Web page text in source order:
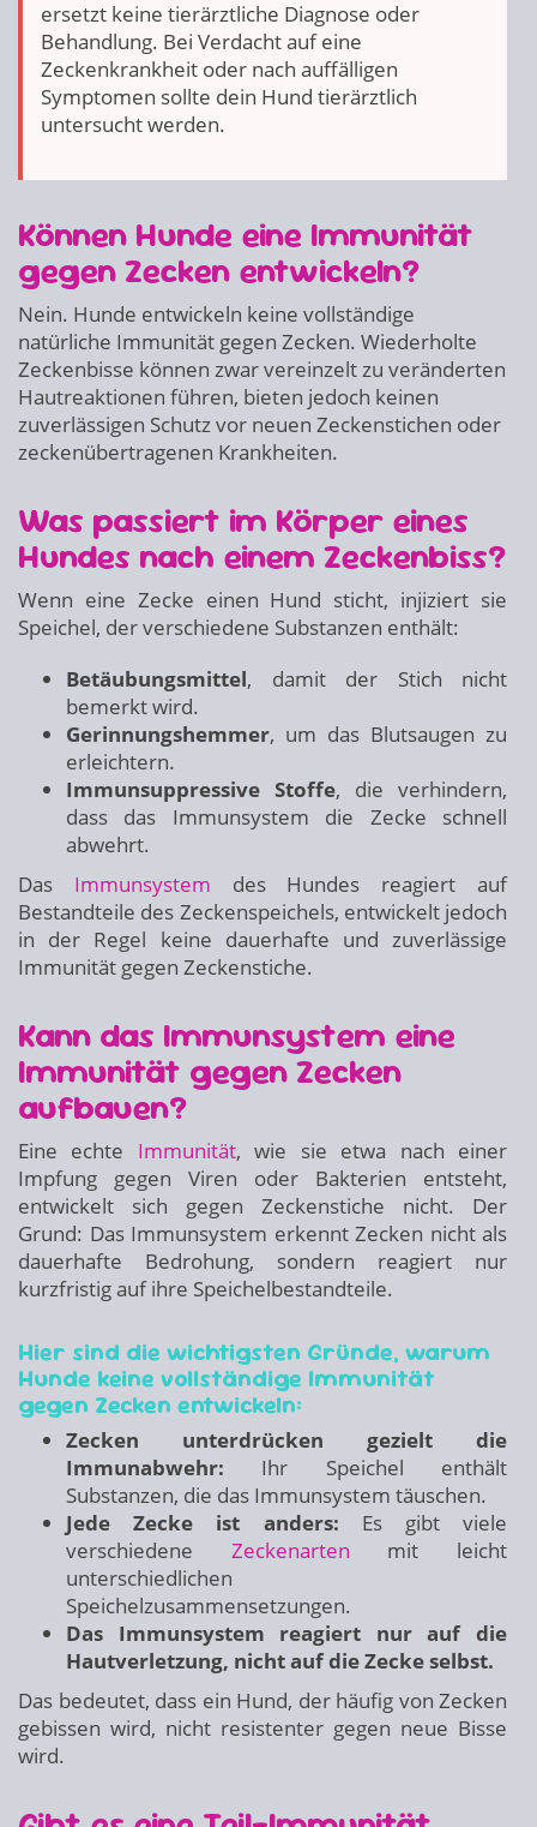
ersetzt keine tierärztliche Diagnose oder
Behandlung. Bei Verdacht auf eine
Zeckenkrankheit oder nach auffälligen
Symptomen sollte dein Hund tierärztlich
untersucht werden.
Können Hunde eine Immunität
gegen Zecken entwickeln?
Nein. Hunde entwickeln keine vollständige
natürliche Immunität gegen Zecken. Wiederholte
Zeckenbisse können zwar vereinzelt zu veränderten
Hautreaktionen führen, bieten jedoch keinen
zuverlässigen Schutz vor neuen Zeckenstichen oder
zeckenübertragenen Krankheiten.
Was passiert im Körper eines
Hundes nach einem Zeckenbiss?
Wenn eine Zecke einen Hund sticht, injiziert sie
Speichel, der verschiedene Substanzen enthält:
Betäubungsmittel, damit der Stich nicht
bemerkt wird.
Gerinnungshemmer, um das Blutsaugen zu
erleichtern.
Immunsuppressive Stoffe, die verhindern,
dass das Immunsystem die Zecke schnell
abwehrt.
Das Immunsystem des Hundes reagiert auf
Bestandteile des Zeckenspeichels, entwickelt jedoch
in der Regel keine dauerhafte und zuverlässige
Immunität gegen Zeckenstiche.
Kann das Immunsystem eine
Immunität gegen Zecken
aufbauen?
Eine echte Immunität, wie sie etwa nach einer
Impfung gegen Viren oder Bakterien entsteht,
entwickelt sich gegen Zeckenstiche nicht. Der
Grund: Das Immunsystem erkennt Zecken nicht als
dauerhafte Bedrohung, sondern reagiert nur
kurzfristig auf ihre Speichelbestandteile.
Hier sind die wichtigsten Gründe, warum
Hunde keine vollständige Immunität
gegen Zecken entwickeln:
Zecken unterdrücken gezielt die
Immunabwehr: Ihr Speichel enthält
Substanzen, die das Immunsystem täuschen.
Jede Zecke ist anders: Es gibt viele
verschiedene Zeckenarten mit leicht
unterschiedlichen
Speichelzusammensetzungen.
Das Immunsystem reagiert nur auf die
Hautverletzung, nicht auf die Zecke selbst.
Das bedeutet, dass ein Hund, der häufig von Zecken
gebissen wird, nicht resistenter gegen neue Bisse
wird.